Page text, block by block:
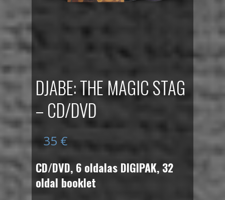
DJABE: THE MAGIC STAG
– CD/DVD
35 €
CD/DVD, 6 oldalas DIGIPAK, 32
oldal booklet